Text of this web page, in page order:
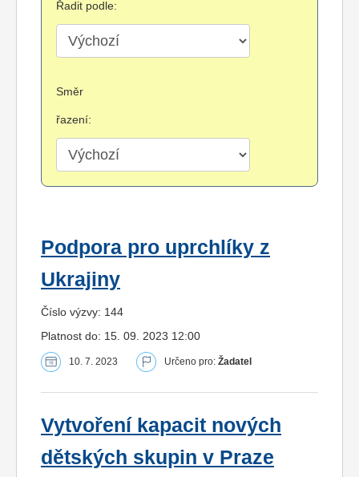
Řadit podle:
Směr
řazení:
Podpora pro uprchlíky z
Ukrajiny
Číslo výzvy: 144
Platnost do: 15. 09. 2023 12:00
10. 7. 2023 Určeno pro: Žadatel
Vytvoření kapacit nových
dětských skupin v Praze